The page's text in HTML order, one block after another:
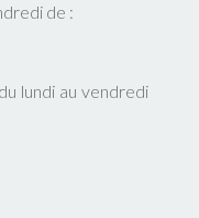
de :
lundi au vendredi